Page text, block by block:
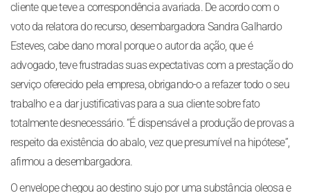
cliente que teve a correspondência avariada. De acordo com o
voto da relatora do recurso, desembargadora Sandra Galhardo
Esteves, cabe dano moral porque o autor da ação, que é
advogado, teve frustradas suas expectativas com a prestação do
serviço oferecido pela empresa, obrigando-o a refazer todo o seu
trabalho e a dar justificativas para a sua cliente sobre fato
totalmente desnecessário. “É dispensável a produção de provas a
respeito da existência do abalo, vez que presumível na hipótese”,
afirmou a desembargadora.
O envelope chegou ao destino sujo por uma substância oleosa e